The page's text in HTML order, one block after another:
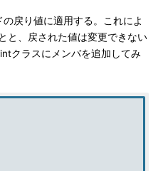
戻り値に適用する。これによ
と、戻された値は変更できない
クラスにメンバを追加してみ